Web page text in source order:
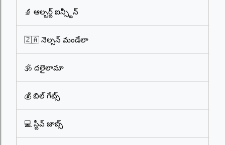
🔬 ఆల్బర్ట్ ఐన్స్టీన్
🇿🇦 నెల్సన్ మండేలా
🕉️ దలైలామా
💰 బిల్ గేట్స్
💻 స్టీవ్ జాబ్స్